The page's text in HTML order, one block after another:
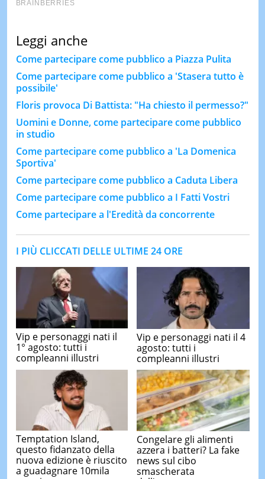
Leggi anche
Come partecipare come pubblico a Piazza Pulita
Come partecipare come pubblico a 'Stasera tutto è
possibile'
Floris provoca Di Battista: "Ha chiesto il permesso?"
Uomini e Donne, come partecipare come pubblico
in studio
Come partecipare come pubblico a 'La Domenica
Sportiva'
Come partecipare come pubblico a Caduta Libera
Come partecipare come pubblico a I Fatti Vostri
Come partecipare a l'Eredità da concorrente
I PIÙ CLICCATI DELLE ULTIME 24 ORE
Vip e personaggi nati il
1° agosto: tutti i
compleanni illustri
Vip e personaggi nati il 4
agosto: tutti i
compleanni illustri
Temptation Island,
questo fidanzato della
nuova edizione è riuscito
a guadagnare 10mila
Congelare gli alimenti
azzera i batteri? La fake
news sul cibo
smascherata